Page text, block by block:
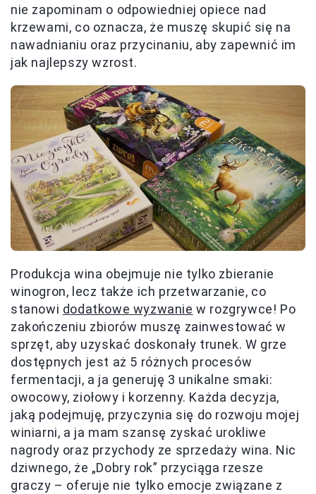
nie zapominam o odpowiedniej opiece nad
krzewami, co oznacza, że muszę skupić się na
nawadnianiu oraz przycinaniu, aby zapewnić im
jak najlepszy wzrost.
Produkcja wina obejmuje nie tylko zbieranie
winogron, lecz także ich przetwarzanie, co
stanowi dodatkowe wyzwanie w rozgrywce! Po
zakończeniu zbiorów muszę zainwestować w
sprzęt, aby uzyskać doskonały trunek. W grze
dostępnych jest aż 5 różnych procesów
fermentacji, a ja generuję 3 unikalne smaki:
owocowy, ziołowy i korzenny. Każda decyzja,
jaką podejmuję, przyczynia się do rozwoju mojej
winiarni, a ja mam szansę zyskać urokliwe
nagrody oraz przychody ze sprzedaży wina. Nic
dziwnego, że „Dobry rok” przyciąga rzesze
graczy – oferuje nie tylko emocje związane z